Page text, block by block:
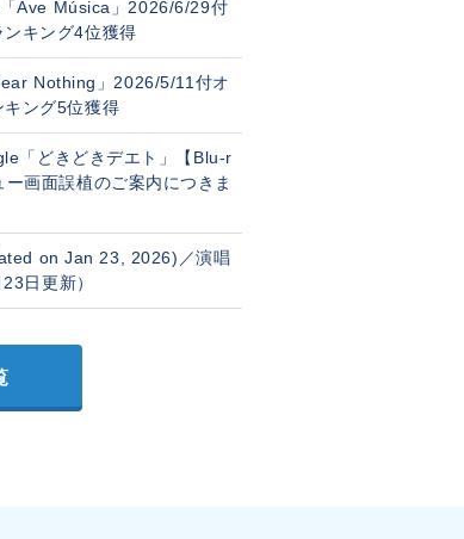
Ave Música」2026/6/29付
キング4位獲得
Nothing」2026/5/11付オ
キング5位獲得
「どきどきデエト」【Blu-r
画面誤植のご案内につきま
on Jan 23, 2026)／演唱
日更新）